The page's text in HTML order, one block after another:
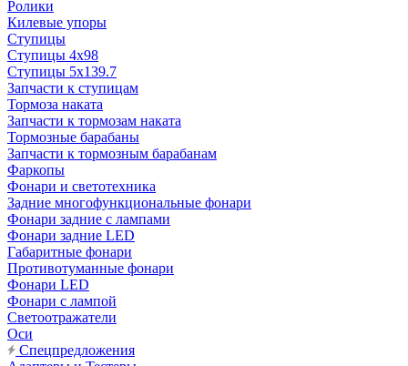
Ролики
Килевые упоры
Ступицы
Ступицы 4x98
Ступицы 5x139.7
Запчасти к ступицам
Тормоза наката
Запчасти к тормозам наката
Тормозные барабаны
Запчасти к тормозным барабанам
Фаркопы
Фонари и светотехника
Задние многофункциональные фонари
Фонари задние с лампами
Фонари задние LED
Габаритные фонари
Противотуманные фонари
Фонари LED
Фонари с лампой
Светоотражатели
Оси
Спецпредложения